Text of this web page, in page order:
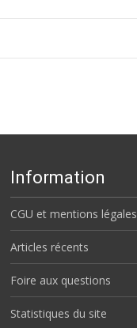
Information
CGU et mentions légales
Articles récents
Foire aux questions
Statistiques du site